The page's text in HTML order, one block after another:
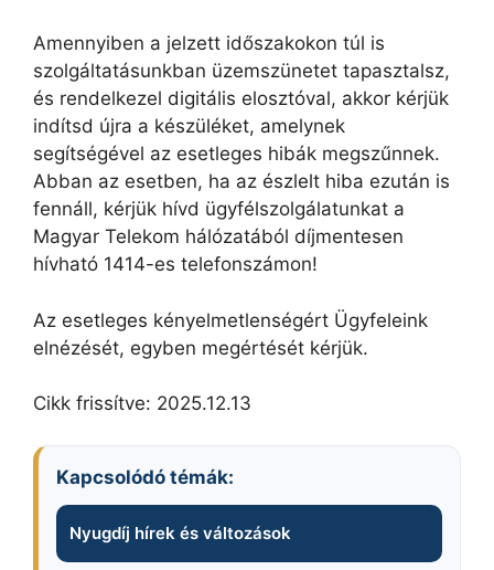
Amennyiben a jelzett időszakokon túl is
szolgáltatásunkban üzemszünetet tapasztalsz,
és rendelkezel digitális elosztóval, akkor kérjük
indítsd újra a készüléket, amelynek
segítségével az esetleges hibák megszűnnek.
Abban az esetben, ha az észlelt hiba ezután is
fennáll, kérjük hívd ügyfélszolgálatunkat a
Magyar Telekom hálózatából díjmentesen
hívható 1414-es telefonszámon!
Az esetleges kényelmetlenségért Ügyfeleink
elnézését, egyben megértését kérjük.
Cikk frissítve: 2025.12.13
Kapcsolódó témák:
Nyugdíj hírek és változások